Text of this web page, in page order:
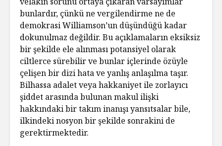
bunlardır, çünkü ne vergilendirme ne de
demokrasi Williamson’un düşündüğü kadar
dokunulmaz değildir. Bu açıklamaların eksiksiz
bir şekilde ele alınması potansiyel olarak
ciltlerce sürebilir ve bunlar içlerinde özüyle
çelişen bir dizi hata ve yanlış anlaşılma taşır.
Bilhassa adalet veya hakkaniyet ile zorlayıcı
şiddet arasında bulunan makul ilişki
hakkındaki bir takım inanışı yansıtsalar bile,
ilkindeki nosyon bir şekilde sonrakini de
gerektirmektedir.